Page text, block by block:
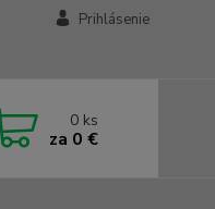
Prihlásenie
0 ks
za 0 €